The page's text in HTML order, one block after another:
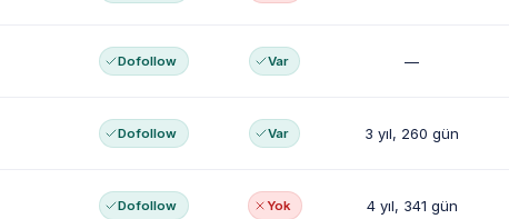
Dofollow Var —
Dofollow Var 3 yıl, 260 gün
Dofollow Yok 4 yıl, 341 gün